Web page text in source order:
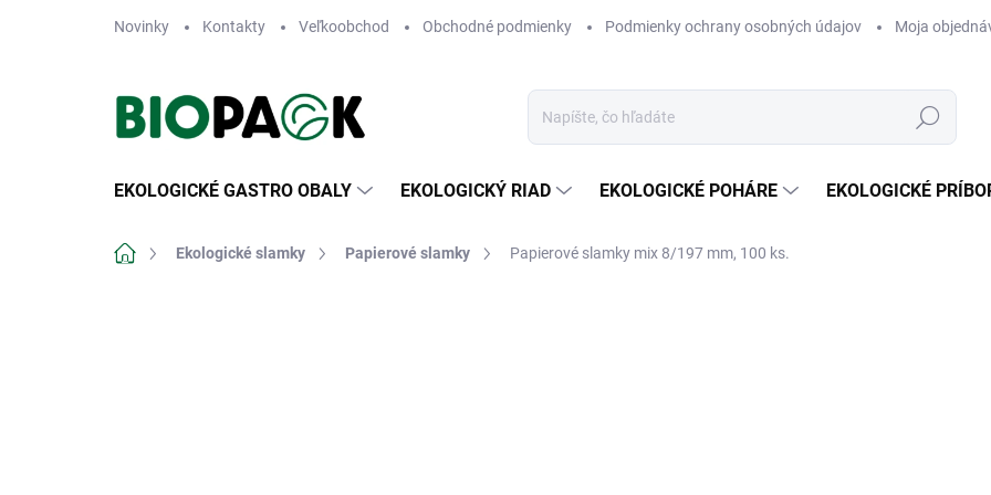
Novinky Kontakty Veľkoobchod Obchodné podmienky Podmienky ochrany osobných údajov Moja
Hľadať
EKOLOGICKÉ GASTRO OBALY EKOLOGICKÝ RIAD EKOLOGICKÉ POHÁRE EKOLOGICKÉ
DomovEkologické slamky Papierové slamky Papierové slamky mix 8/197 mm, 100 ks.